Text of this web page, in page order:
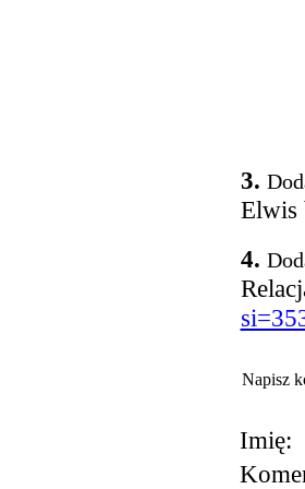
3.
Elwis
4.
Napisz
Imię: